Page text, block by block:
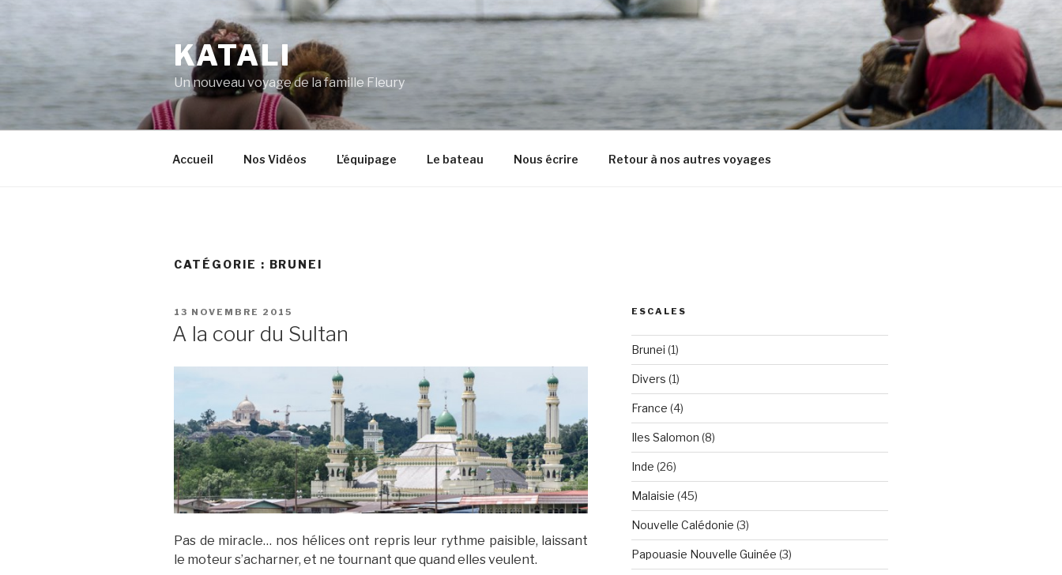
principal
KATALI
Un nouveau voyage de la famille Fleury
Accueil Nos Vidéos L’équipage Le bateau Nous écrire Retour à nos autres voyages
CATÉGORIE : BRUNEI
PUBLIÉ
13 NOVEMBRE 2015
A la cour du Sultan
Pas de miracle… nos hélices ont repris leur rythme paisible, laissant
le moteur s’acharner, et ne tournant que quand elles veulent.
ESCALES
Brunei (1)
Divers (1)
France (4)
Iles Salomon (8)
Inde (26)
Malaisie (45)
Nouvelle Calédonie (3)
Papouasie Nouvelle Guinée (3)